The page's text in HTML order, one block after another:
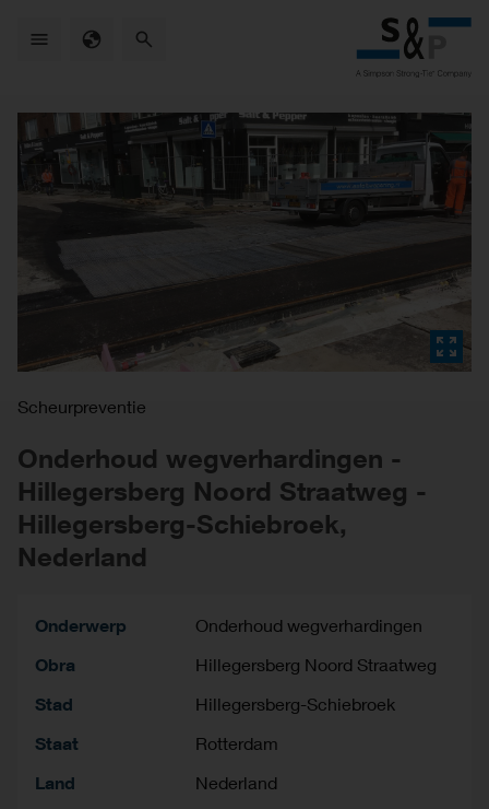
Scheurpreventie
Onderhoud wegverhardingen -
Hillegersberg Noord Straatweg -
Hillegersberg-Schiebroek,
Nederland
Onderwerp
Onderhoud wegverhardingen
Obra
Hillegersberg Noord Straatweg
Stad
Hillegersberg-Schiebroek
Staat
Rotterdam
Land
Nederland